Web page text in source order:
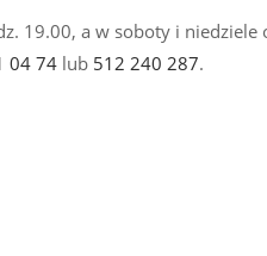
19.00, a w soboty i niedziele
04 74lub 512 240 287.